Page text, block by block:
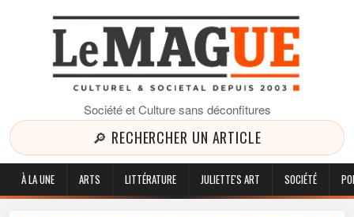
Société et Culture sans déconfitures
🔎 RECHERCHER UN ARTICLE
À LA UNE ARTS LITTÉRATURE JULIETTE'S ART SOCIÉTÉ